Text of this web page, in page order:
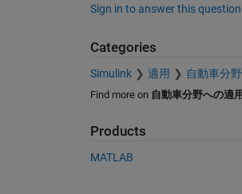
Sign in to answer this
Categories
Simulink 適用 自動車分
Find more on 自動車分野への適用
Products
MATLAB